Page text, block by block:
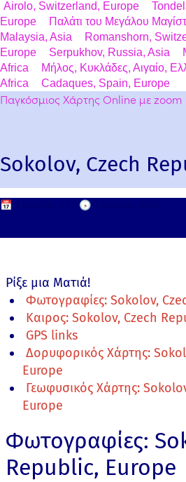
Airolo, Switzerland, Europe
Europe
Παλάτι του Μεγάλου
Malaysia, Asia
Romanshorn,
Europe
Serpukhov, Russia, Asia
Africa
Μήλος, Κυκλάδες, Αιγαίο,
Africa
Cadaques, Spain, Europe
Παγκόσμιος Χάρτης Online με zoom
Sokolov, Czech
📅 🕟
Ρίξε μια Ματιά!
Φωτογραφίες: Sokolov,
Καιρος: Sokolov, Czech
GPS links
Δορυφορικός Χάρτης:
Europe
Γεωφυσικός Χάρτης:
Europe
Φωτογραφίες:
Republic, Europe